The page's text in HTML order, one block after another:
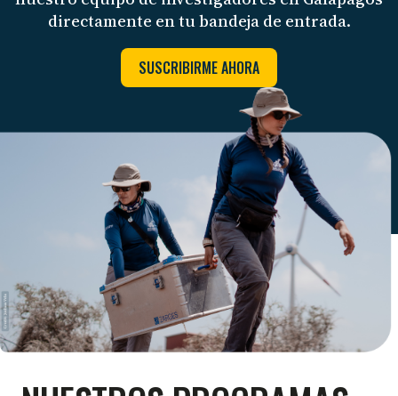
directamente en tu bandeja de entrada.
SUSCRIBIRME AHORA